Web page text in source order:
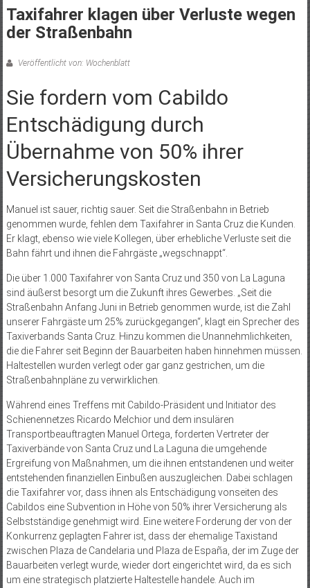
Taxifahrer klagen über Verluste wegen
der Straßenbahn
Veröffentlicht von: Wochenblatt
Sie fordern vom Cabildo
Entschädigung durch
Übernahme von 50% ihrer
Versicherungskosten
Manuel ist sauer, richtig sauer. Seit die Straßenbahn in Betrieb
genommen wurde, fehlen dem Taxifahrer in Santa Cruz die Kunden.
Er klagt, ebenso wie viele Kollegen, über erhebliche Verluste seit die
Bahn fährt und ihnen die Fahrgäste „wegschnappt“.
Die über 1.000 Taxifahrer von Santa Cruz und 350 von La Laguna
sind äußerst besorgt um die Zukunft ihres Gewerbes. „Seit die
Straßenbahn Anfang Juni in Betrieb genommen wurde, ist die Zahl
unserer Fahrgäste um 25% zurückgegangen“, klagt ein Sprecher des
Taxiverbands Santa Cruz. Hinzu kommen die Unannehmlichkeiten,
die die Fahrer seit Beginn der Bauarbeiten haben hinnehmen müssen.
Haltestellen wurden verlegt oder gar ganz gestrichen, um die
Straßenbahnpläne zu verwirklichen.
Während eines Treffens mit Cabildo-Präsident und Initiator des
Schienennetzes Ricardo Melchior und dem insulären
Transportbeauftragten Manuel Ortega, forderten Vertreter der
Taxiverbände von Santa Cruz und La Laguna die umgehende
Ergreifung von Maßnahmen, um die ihnen entstandenen und weiter
entstehenden finanziellen Einbußen auszugleichen. Dabei schlagen
die Taxifahrer vor, dass ihnen als Entschädigung vonseiten des
Cabildos eine Subvention in Höhe von 50% ihrer Versicherung als
Selbstständige genehmigt wird. Eine weitere Forderung der von der
Konkurrenz geplagten Fahrer ist, dass der ehemalige Taxistand
zwischen Plaza de Candelaria und Plaza de España, der im Zuge der
Bauarbeiten verlegt wurde, wieder dort eingerichtet wird, da es sich
um eine strategisch platzierte Haltestelle handele. Auch im